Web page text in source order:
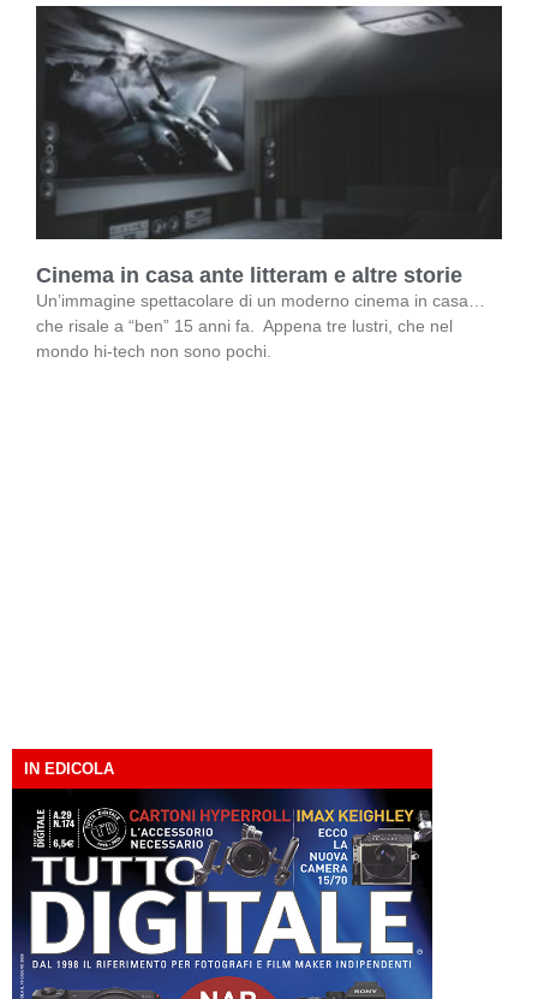
Cinema in casa ante litteram e altre storie
Un’immagine spettacolare di un moderno cinema in casa…
che risale a “ben” 15 anni fa. Appena tre lustri, che nel
mondo hi-tech non sono pochi.
IN EDICOLA